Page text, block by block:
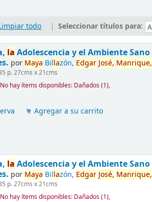
todo | Seleccionar títulos para:
la Adolescencia y el Ambiente Sano
por Maya Billazón, Edgar José, Manrique,
p. 27cms x 21cms
No hay ítems disponibles: Dañados (1),
Agregar a su carrito
la Adolescencia y el Ambiente Sano
por Maya Billazón, Edgar José, Manrique,
p. 27cms x 21cms
No hay ítems disponibles: Dañados (1),